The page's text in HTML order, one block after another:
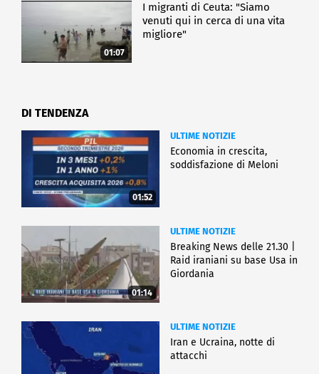
01:07
I migranti di Ceuta: "Siamo
venuti qui in cerca di una vita
migliore"
DI TENDENZA
01:52
ULTIME NOTIZIE
Economia in crescita,
soddisfazione di Meloni
01:14
ULTIME NOTIZIE
Breaking News delle 21.30 |
Raid iraniani su base Usa in
Giordania
ULTIME NOTIZIE
Iran e Ucraina, notte di
attacchi